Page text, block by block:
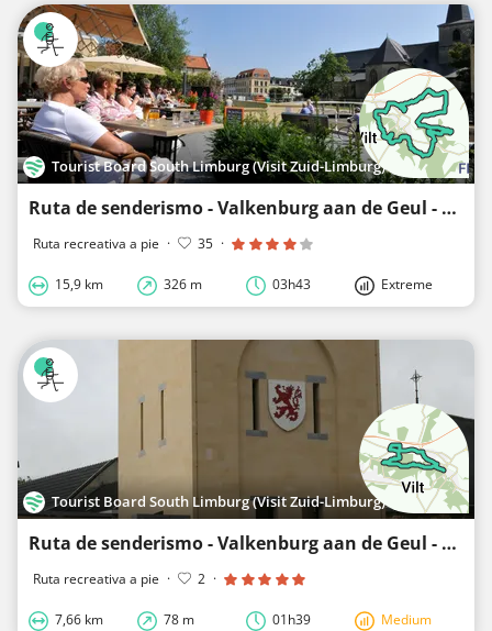
Tourist Board South Limburg (Visit Zuid-Limburg)
Ruta de senderismo - Valkenburg aan de Geul - Paseo alto Valkenburg
Ruta recreativa a pie · 35 ·
15,9 km 326 m 03h43 Extreme
Tourist Board South Limburg (Visit Zuid-Limburg)
Ruta de senderismo - Valkenburg aan de Geul - Suelo fértil en Valkenburg
Ruta recreativa a pie · 2 ·
7,66 km 78 m 01h39 Medium